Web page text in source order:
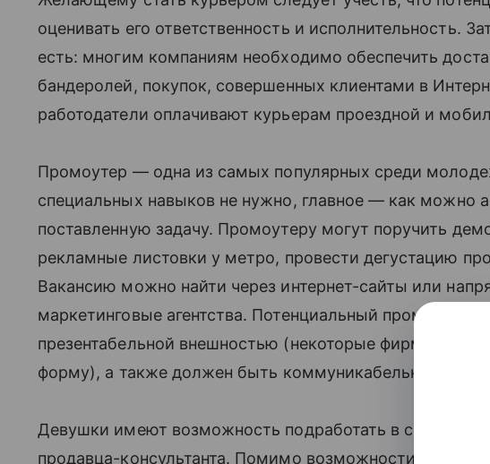
оценивать его ответственность и исполнительность.
есть: многим компаниям необходимо обеспечить
бандеролей, покупок, совершенных клиентами в
работодатели оплачивают курьерам проездной и
Промоутер — одна из самых популярных среди
специальных навыков не нужно, главное — как можно
поставленную задачу. Промоутеру могут поручить
рекламные листовки у метро, провести дегустацию
Вакансию можно найти через интернет-сайты или
маркетинговые агентства. Потенциальный промоутер
презентабельной внешностью (некоторые фирмы
форму), а также должен быть коммуникабельным и
Девушки имеют возможность подработать в сфере
продавца-консультанта. Помимо возможности